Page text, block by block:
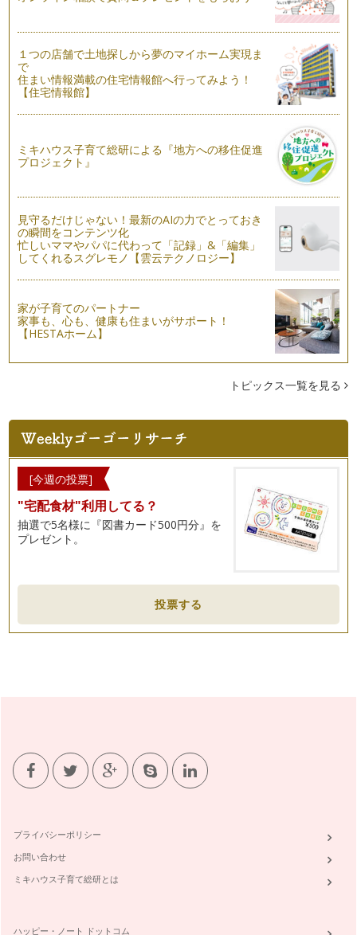
使える英語
お子様に英語を習得して欲しいと願っている保護者の皆様、み
なさんが習得して欲しいと願っている『…
子どもの英語教育に興味のあるママもそうでないママも、海外
英語教室の教科書：いる？いらない？
英語教室選びのポイントを以前紹介しましたが、そこで講師
（教室）の『レッスンスタイル』に注目す…
言語と文化：本当の異文化理解
海外の人と関係を築いていくために英語はとっておきのツール
ですが、その英語を使いこなすためには…
子どもに習い事をさせる際、多くの教室の中からお子さんにと
って、ご両親にとってベストな教室を選…
テクノロジーの進歩とともに、英語学習の形もどんどん変わっ
てきています。今ではどこに住んでいて…
言語とボディーランゲージ
私たち人はコミュニュケーションをとる際、音声だけでなくボ
ディーランゲージも利用します。耳で聞…
英語の冠詞
英語の冠詞（a, an, the）は誰もが知っていますね。しかし、
英語教育で大切なこと、日本の英語教育の弱点、これまで色々
とお話ししてきましたね。 &nb…
たが、もう一つ忘れてはならないのが言…
発音の大切さ：お家で出来る、楽しく正しい発音練習法
「学校の英語の成績は良かったのに、外国の人と話そうと思っ
たらちっとも通じない。」それは、多く…
１つの店舗で土地探しから夢のマイホーム実現ま
で
住まい情報満載の住宅情報館へ行ってみよう！
【住宅情報館】
ミキハウス子育て総研による『地方への移住促進
プロジェクト』
見守るだけじゃない！最新のAIの力でとっておき
の瞬間をコンテンツ化
忙しいママやパパに代わって「記録」&「編集」
してくれるスグレモノ【雲云テクノロジー】
家が子育てのパートナー
家事も、心も、健康も住まいがサポート！
【HESTAホーム】
トピックス一覧を見る
[今週の投票]
"宅配食材"利用してる？
抽選で5名様に『図書カード500円分』を
プレゼント。
投票する
プライバシーポリシー
お問い合わせ
ミキハウス子育て総研とは
ハッピー・ノート ドットコム